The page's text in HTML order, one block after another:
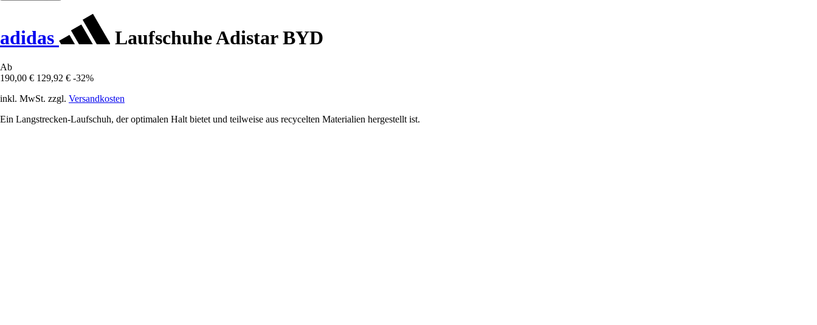
adidas Laufschuhe Adistar BYD
Ab
190,00 € 129,92 € -32%
inkl. MwSt. zzgl. Versandkosten
Ein Langstrecken-Laufschuh, der optimalen Halt bietet und teilweise aus recycelten Materialien hergestellt ist.